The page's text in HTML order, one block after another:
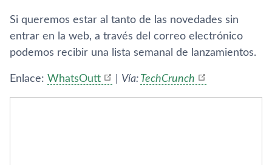
Si queremos estar al tanto de las novedades sin
entrar en la web, a través del correo electrónico
podemos recibir una lista semanal de lanzamientos.
Enlace: WhatsOutt Ví­a: TechCrunch